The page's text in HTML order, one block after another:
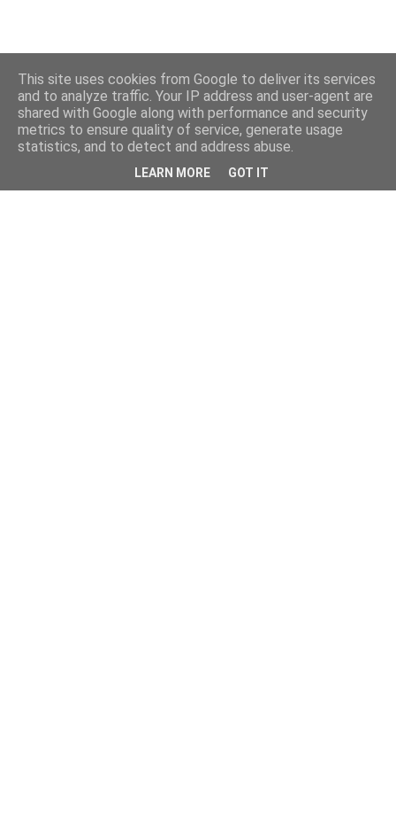
This site uses cookies from Google to deliver its services
and to analyze traffic. Your IP address and user-agent are
shared with Google along with performance and security
metrics to ensure quality of service, generate usage
statistics, and to detect and address abuse.
LEARN MORE GOT IT